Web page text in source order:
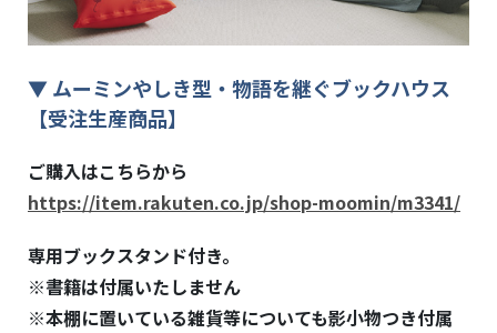
▼ムーミンやしき型・物語を継ぐブックハウス
【受注生産商品】
ご購入はこちらから
https://item.rakuten.co.jp/shop-moomin/m3341/
専用ブックスタンド付き。
※書籍は付属いたしません
※本棚に置いている雑貨等についても影小物つき付属